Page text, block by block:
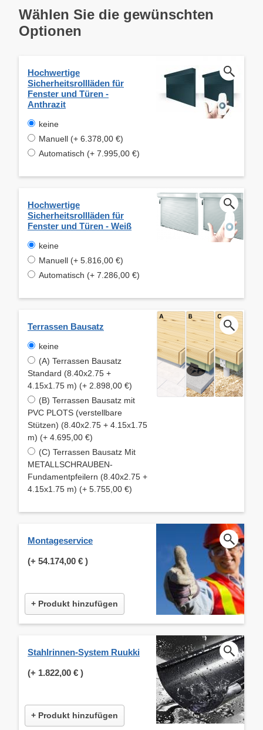
Wählen Sie die gewünschten
Optionen
Hochwertige
Sicherheitsrollläden für
Fenster und Türen -
Anthrazit
keine
Manuell (+ 6.378,00 €)
Automatisch (+ 7.995,00 €)
Hochwertige
Sicherheitsrollläden für
Fenster und Türen - Weiß
keine
Manuell (+ 5.816,00 €)
Automatisch (+ 7.286,00 €)
Terrassen Bausatz
keine
(A) Terrassen Bausatz
Standard (8.40x2.75 +
4.15x1.75 m) (+ 2.898,00 €)
(B) Terrassen Bausatz mit
PVC PLOTS (verstellbare
Stützen) (8.40x2.75 + 4.15x1.75
m) (+ 4.695,00 €)
(C) Terrassen Bausatz Mit
METALLSCHRAUBEN-
Fundamentpfeilern (8.40x2.75 +
4.15x1.75 m) (+ 5.755,00 €)
Montageservice
(+ 54.174,00 € )
+ Produkt hinzufügen
Stahlrinnen-System Ruukki
(+ 1.822,00 € )
+ Produkt hinzufügen